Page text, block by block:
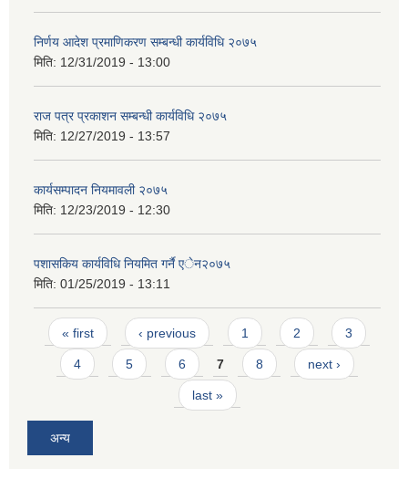
निर्णय आदेश प्रमाणिकरण सम्बन्धी कार्यविधि २०७५
मिति: 12/31/2019 - 13:00
राज पत्र प्रकाशन सम्बन्धी कार्यविधि २०७५
मिति: 12/27/2019 - 13:57
कार्यसम्पादन नियमावली २०७५
मिति: 12/23/2019 - 12:30
पशासकिय कार्यविधि नियमित गर्नै एेन२०७५
मिति: 01/25/2019 - 13:11
Pages
« first ‹ previous 1 2 3
4 5 6 7 8 next ›
last »
अन्य